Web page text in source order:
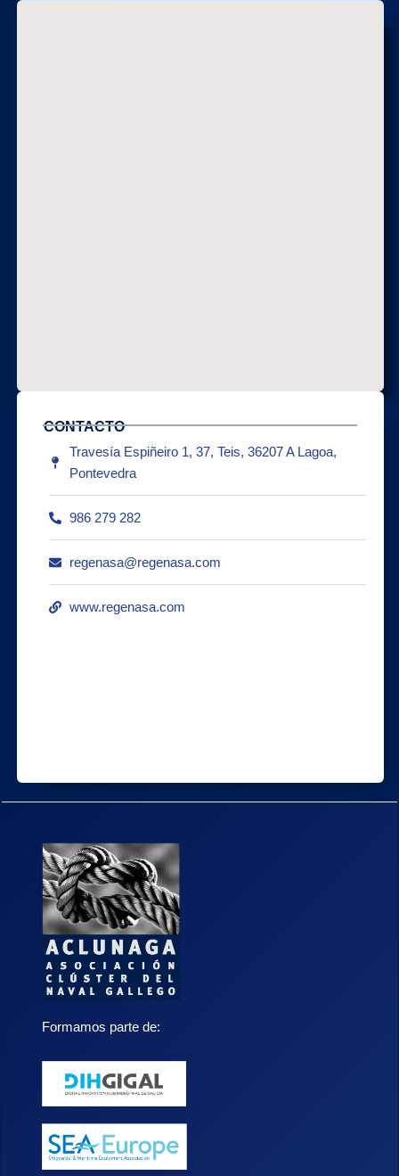
CONTACTO
Travesía Espiñeiro 1, 37, Teis, 36207 A Lagoa,
Pontevedra
986 279 282
regenasa@regenasa.com
www.regenasa.com
Formamos parte de: